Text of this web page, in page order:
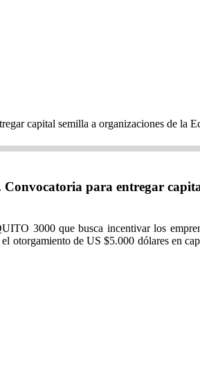
para entregar
3000 que busca incentivar los
de US $5.000 dólares en